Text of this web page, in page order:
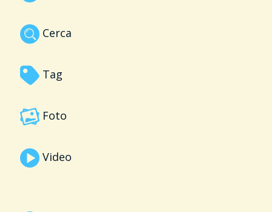
Cerca
Tag
Foto
Video